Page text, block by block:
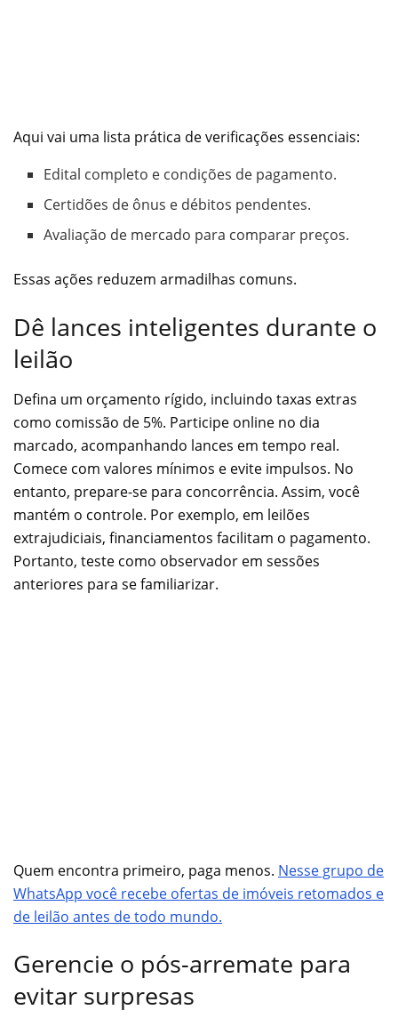
Aqui vai uma lista prática de verificações essenciais:
Edital completo e condições de pagamento.
Certidões de ônus e débitos pendentes.
Avaliação de mercado para comparar preços.
Essas ações reduzem armadilhas comuns.
Dê lances inteligentes durante o
leilão
Defina um orçamento rígido, incluindo taxas extras
como comissão de 5%. Participe online no dia
marcado, acompanhando lances em tempo real.
Comece com valores mínimos e evite impulsos. No
entanto, prepare-se para concorrência. Assim, você
mantém o controle. Por exemplo, em leilões
extrajudiciais, financiamentos facilitam o pagamento.
Portanto, teste como observador em sessões
anteriores para se familiarizar.
Quem encontra primeiro, paga menos. Nesse grupo de
WhatsApp você recebe ofertas de imóveis retomados e
de leilão antes de todo mundo.
Gerencie o pós-arremate para
evitar surpresas